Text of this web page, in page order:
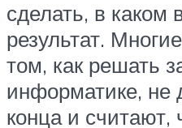
сделать, в каком
результат.
том, как решать
информатике, не
конца и считают,